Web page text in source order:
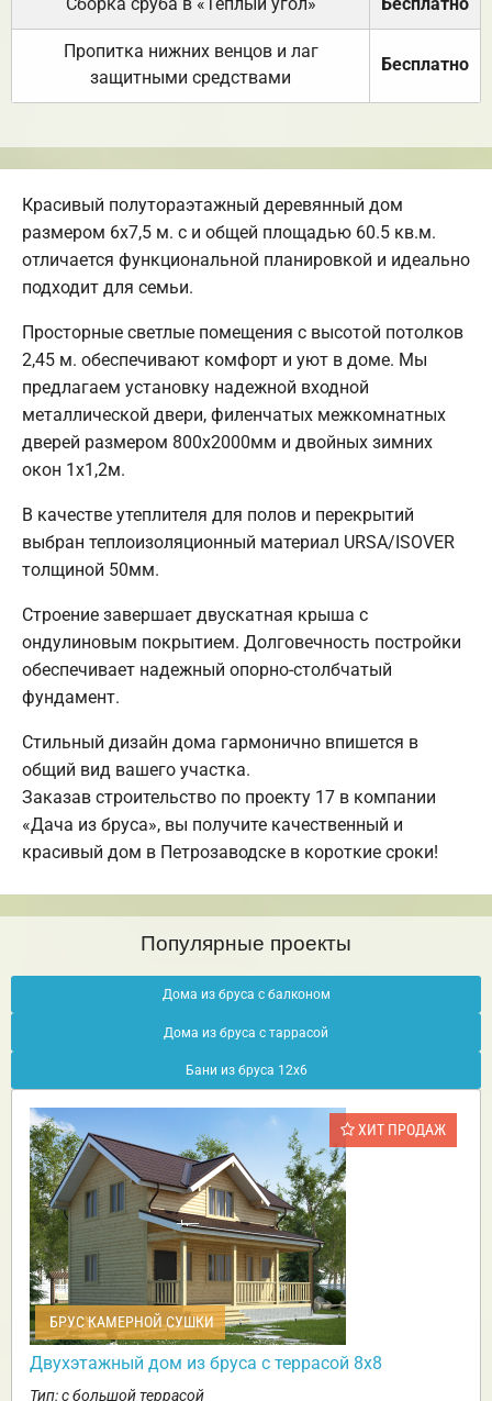
Пропитка нижних венцов и лаг
защитными средствами
Бесплатно
Красивый полутораэтажный деревянный дом
размером 6х7,5 м. с и общей площадью 60.5 кв.м.
отличается функциональной планировкой и идеально
подходит для семьи.
Просторные светлые помещения с высотой потолков
2,45 м. обеспечивают комфорт и уют в доме. Мы
предлагаем установку надежной входной
металлической двери, филенчатых межкомнатных
дверей размером 800х2000мм и двойных зимних
окон 1х1,2м.
В качестве утеплителя для полов и перекрытий
выбран теплоизоляционный материал URSA/ISOVER
толщиной 50мм.
Строение завершает двускатная крыша с
ондулиновым покрытием. Долговечность постройки
обеспечивает надежный опорно-столбчатый
фундамент.
Стильный дизайн дома гармонично впишется в
общий вид вашего участка.
Заказав строительство по проекту 17 в компании
«Дача из бруса», вы получите качественный и
красивый дом в Петрозаводске в короткие сроки!
Популярные проекты
Дома из бруса с балконом
Дома из бруса с таррасой
Бани из бруса 12х6
ХИТ ПРОДАЖ
БРУС КАМЕРНОЙ СУШКИ
Двухэтажный дом из бруса с террасой 8х8
Тип: с большой террасой